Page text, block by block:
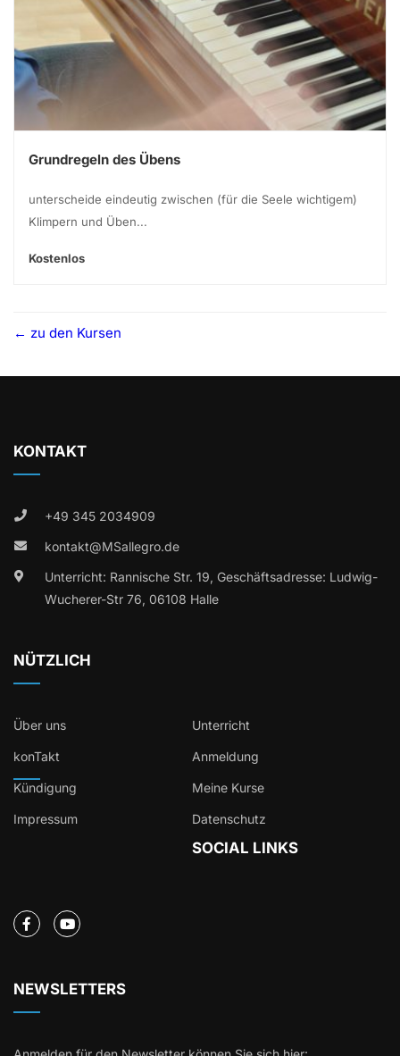
Grundregeln des Übens
unterscheide eindeutig zwischen (für die Seele wichtigem)
Klimpern und Üben...
Kostenlos
zu den Kursen
KONTAKT
+49 345 2034909
kontakt@MSallegro.de
Unterricht: Rannische Str. 19, Geschäftsadresse: Ludwig-
Wucherer-Str 76, 06108 Halle
NÜTZLICH
Über uns Unterricht
konTakt Anmeldung
Kündigung Meine Kurse
Impressum Datenschutz
SOCIAL LINKS
NEWSLETTERS